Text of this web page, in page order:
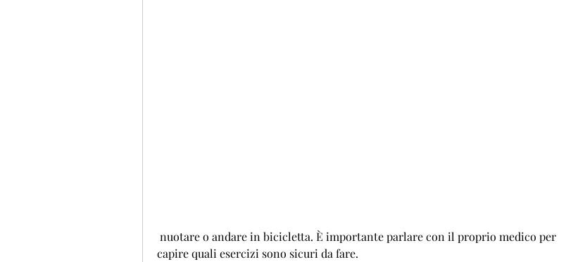
capire quali esercizi sono sicuri da fare.